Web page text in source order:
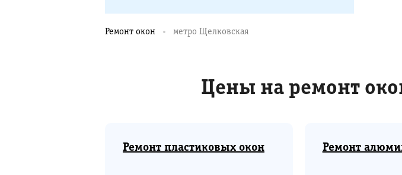
Ремонт окон метро Щелковская
Цены на ремонт
Ремонт пластиковых окон Ремонт